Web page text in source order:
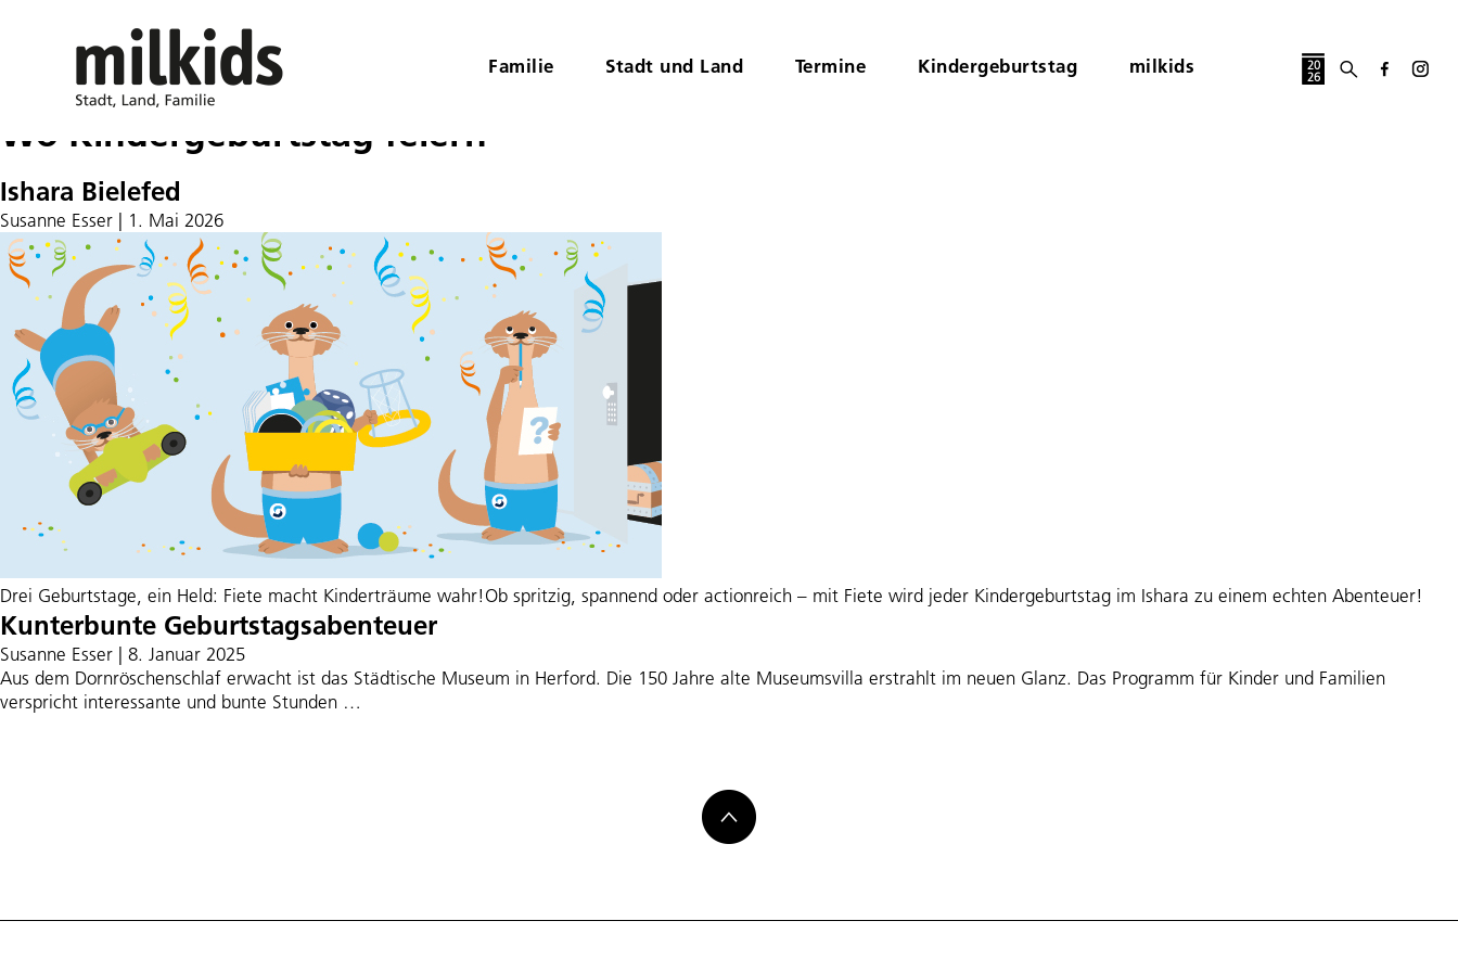
Familie Stadt und Land Termine Kindergeburtstag milkids 20
26
Wo Kindergeburtstag feiern
Ishara Bielefed
Susanne Esser | 1. Mai 2026
Drei Geburtstage, ein Held: Fiete macht Kinderträume wahr!Ob spritzig, spannend oder actionreich – mit Fiete wird jeder Kindergeburtstag im Ishara zu einem echten Abenteuer!
Kunterbunte Geburtstagsabenteuer
Susanne Esser | 8. Januar 2025
Aus dem Dornröschenschlaf erwacht ist das Städtische Museum in Herford. Die 150 Jahre alte Museumsvilla erstrahlt im neuen Glanz. Das Programm für Kinder und Familien
verspricht interessante und bunte Stunden …